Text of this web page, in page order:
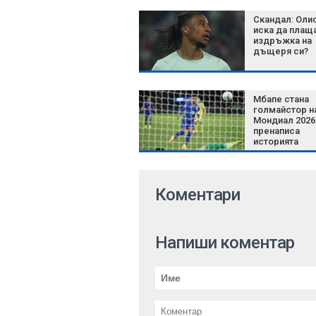
Скандал:
иска да
издръжка на
дъщеря си?
Мбапе стана
голмайстор
Мондиал
пренаписа
историята
Коментари
Напиши коментар